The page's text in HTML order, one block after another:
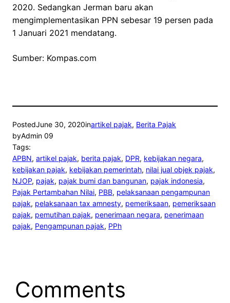
2020. Sedangkan Jerman baru akan
mengimplementasikan PPN sebesar 19 persen pada
1 Januari 2021 mendatang.
Sumber: Kompas.com
PostedJune 30, 2020inartikel pajak, Berita Pajak
byAdmin 09
Tags:
APBN, artikel pajak, berita pajak, DPR, kebijakan negara
kebijakan pajak, kebijakan pemerintah, nilai jual objek pajak
NJOP, pajak, pajak bumi dan bangunan, pajak indonesia
Pajak Pertambahan Nilai, PBB, pelaksanaan pengampunan
pajak, pelaksanaan tax amnesty, pemeriksaan, pemeriksaan
pajak, pemutihan pajak, penerimaan negara, penerimaan
pajak, Pengampunan pajak, PPh
Comments